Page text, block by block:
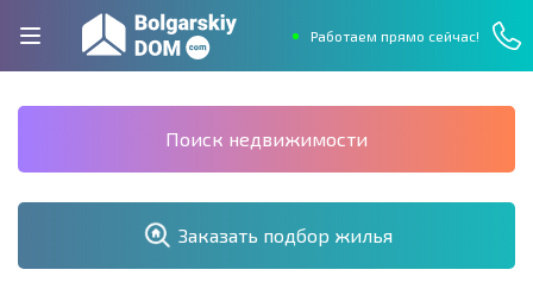
Работаем прямо сейчас!
Поиск недвижимости
Заказать подбор жилья